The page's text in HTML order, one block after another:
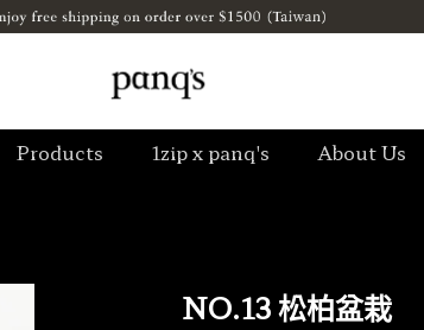
Products 1zip x panq's About Us
NO.13 松柏盆栽